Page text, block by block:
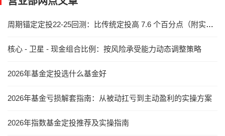
周期锚定定投22-25回测：比传统定投高 7.6 个百分点（附实操与启明星 6521 落地）
核心 - 卫星 - 现金组合比例：按风险承受能力动态调整策略
2026年基金定投选什么基金好
2026年基金亏损解套指南：从被动扛亏到主动盈利的实操方案
2026年指数基金定投推荐及实操指南